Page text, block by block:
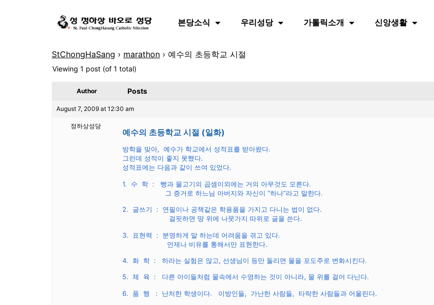
본당소식 우리성당 가톨릭소개 신앙생활
StChongHaSang › marathon › 예수의 초등학교 시절
Viewing 1 post (of 1 total)
Author Posts
August 7, 2009 at 12:30 am
정하상성당
예수의 초등학교 시절 (일화)
방학을 맞아, 예수가 학교에서 성적표를 받아왔다.
그런데 성적이 좋지 못했다.
성적표에는 다음과 같이 쓰여 있었다.
1. 수 학 : 빵과 물고기의 곱셈이외에는 거의 아무것도 모른다.
그 증거로 하느님 아버지와 자신이 “하나”라고 말한다.
2. 글쓰기 : 연필이나 공책같은 학용품을 가지고 다니는 법이 없다.
걸핏하면 땅 위에 나뭇가지 따위로 글을 쓴다.
3. 표현력 : 분명하게 말 하는데 어려움을 겪고 있다.
언제나 비유를 통해서만 표현한다.
4. 화 학 : 하라는 실험은 않고, 선생님이 등만 돌리면 물을 포도주로 변화시킨다.
5. 체 육 : 다른 아이들처럼 물속에서 수영하는 것이 아니라, 물 위를 걸어 다닌다.
6. 품 행 : 난처한 학생이다. 이방인들, 가난한 사람들, 타락한 사람들과 어울린다.